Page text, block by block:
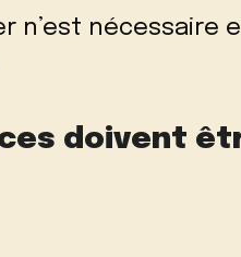
n’est nécessaire
doivent